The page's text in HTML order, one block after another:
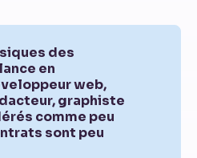
des
en
web,
graphiste
comme peu
sont peu